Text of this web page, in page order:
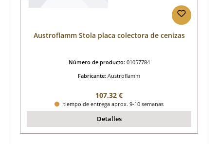
Austroflamm Stola placa colectora de cenizas
Número de producto: 01057784
Fabricante: Austroflamm
Precio normal:
107,32 €
tiempo de entrega aprox. 9-10 semanas
Detalles